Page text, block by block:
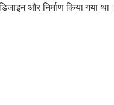
और निर्माण किया गया था।